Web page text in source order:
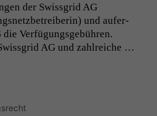
der Swiss­grid AG
und aufer­
die Ver­fü­gungs­ge­bühren.
AG und zahlre­iche …